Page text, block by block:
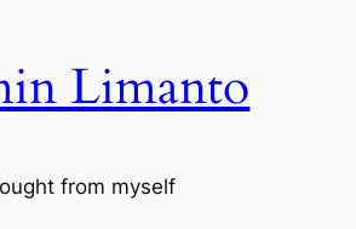
Limanto
from myself